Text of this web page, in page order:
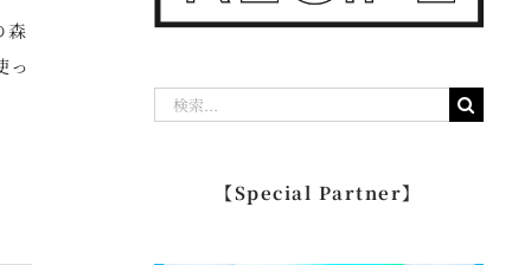
森
っ
【Special Partner】